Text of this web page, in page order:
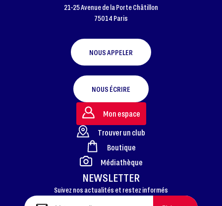
FOOTER
21-25 Avenue de la Porte Châtillon
75014 Paris
NOUS APPELER
NOUS ÉCRIRE
NEWSLETTER
Suivez nos actualités et restez informés
Mon espace
Trouver un club
Boutique
Médiathèque